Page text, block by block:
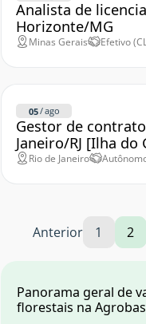
Analista de
Horizonte/MG
Minas Gerais Efetivo
05/ago
Gestor de
Janeiro/RJ [Ilha do
Rio de Janeiro
Anterior 1 2
Panorama geral de
florestais na